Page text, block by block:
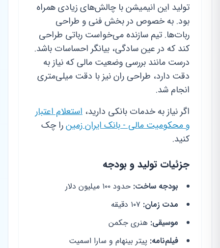
تولید این انیمیشن با چالش‌های زیادی همراه
بود. به خصوص در بخش فنی و طراحی
ربات‌ها. تیم سازنده می‌خواست رباتی طراحی
کند که در عین سادگی، بیانگر احساسات باشد.
درست مانند بررسی وضعیت مالی که نیاز به
دقت دارد، طراحی ران نیز با دقت میلی‌متری
انجام شد.
اگر نیاز به خدمات بانکی دارید، استعلام اعتبار
و محکومیت مالی - بانک ایران زمینرا چک
کنید.
جزئیات تولید و بودجه
بودجه ساخت: حدود ۱۰۰ میلیون دلار
مدت زمان:
موسیقی: هنری جکمن
فیلم‌نامه: پیتر بینهام و سارا اسمیت